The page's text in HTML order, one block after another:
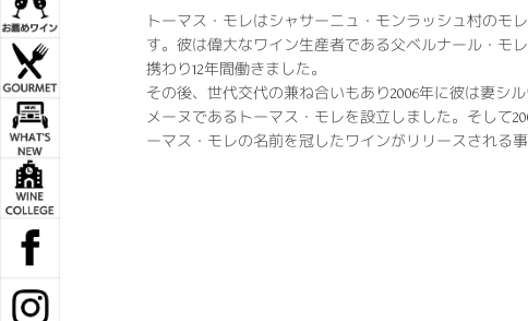
トーマス・モレはシャサーニュ・モンラッシュ村のモ
す。彼は偉大なワイン生産者である父ベルナール・モ
携わり12年間働きました。
その後、世代交代の兼ね合いもあり2006年に彼は妻シ
メーヌであるトーマス・モレを設立しました。そして
ーマス・モレの名前を冠したワインがリリースされる事